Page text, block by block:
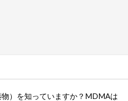
）を知っていますか？MDMAは